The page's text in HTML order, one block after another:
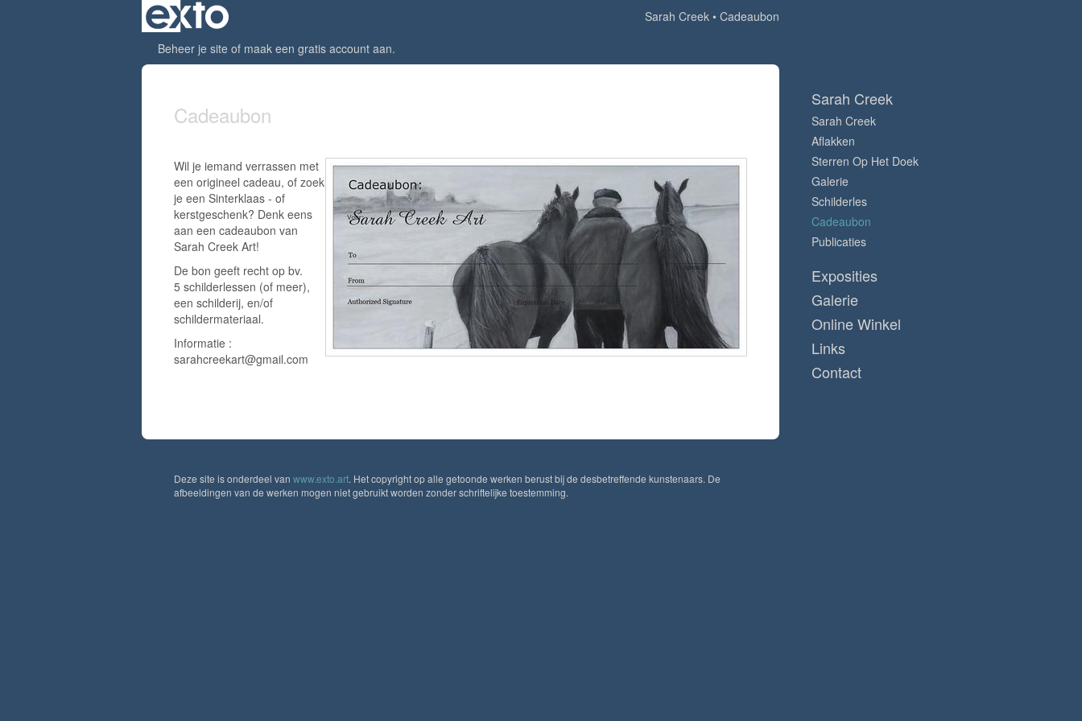
Sarah Creek
Cadeaubon
Beheer je site of maak een gratis account aan.
Cadeaubon
Wil je iemand verrassen met
een origineel cadeau, of zoek
je een Sinterklaas - of
kerstgeschenk? Denk eens
aan een cadeaubon van
Sarah Creek Art!
De bon geeft recht op bv.
5 schilderlessen (of meer),
een schilderij, en/of
schildermateriaal.
Informatie :
sarahcreekart@gmail.com
Sarah Creek
Sarah Creek
Aflakken
Sterren Op Het Doek
Galerie
Schilderles
Cadeaubon
Publicaties
Exposities
Galerie
Online Winkel
Links
Contact
Deze site is onderdeel van www.exto.art. Het copyright op alle getoonde werken berust bij de desbetreffende kunstenaars. De
afbeeldingen van de werken mogen niet gebruikt worden zonder schriftelijke toestemming.